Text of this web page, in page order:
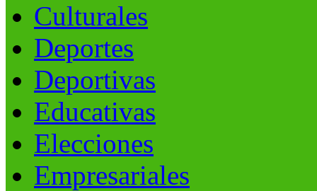
Culturales
Deportes
Deportivas
Educativas
Elecciones
Empresariales